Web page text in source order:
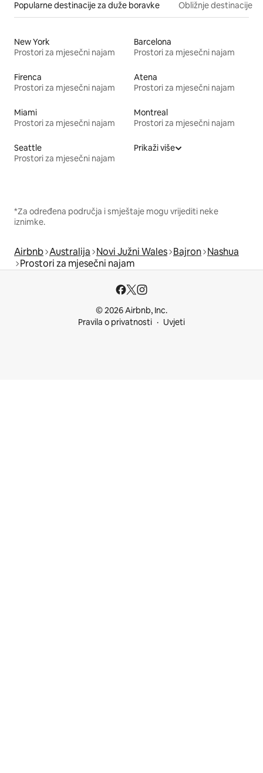
Popularne destinacije za duže boravke Obližnje destinacije
New York
Prostori za mjesečni najam
Barcelona
Prostori za mjesečni najam
Firenca
Prostori za mjesečni najam
Atena
Prostori za mjesečni najam
Miami
Prostori za mjesečni najam
Montreal
Prostori za mjesečni najam
Seattle
Prostori za mjesečni najam
Prikaži više
*Za određena područja i smještaje mogu vrijediti neke
iznimke.
Airbnb Australija Novi Južni Wales Bajron Nashua
Prostori za mjesečni najam
© 2026 Airbnb, Inc.
Pravila o privatnosti
Uvjeti